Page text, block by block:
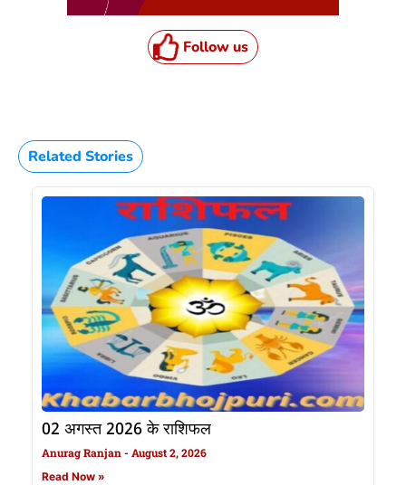
Follow us
Related Stories
02 अगस्त 2026 के राशिफल
Anurag Ranjan August 2, 2026
Read Now »